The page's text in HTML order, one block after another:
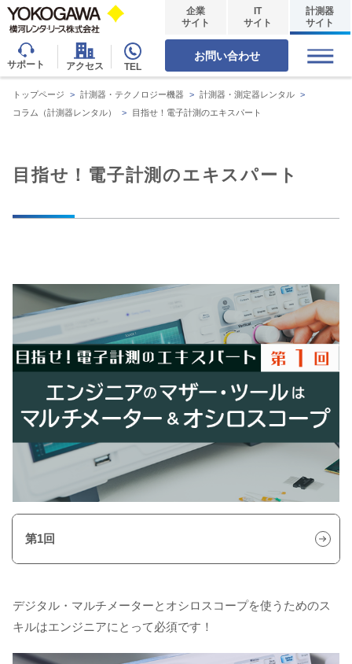
サポート アクセス TEL
企業
サイト
IT
サイト
計測器
サイト
お問い合わせ
トップページ > 計測器・テクノロジー機器 > 計測器・測定器レンタル >
コラム（計測器レンタル）
> 目指せ！電子計測のエキスパート
目指せ！電子計測のエキスパート
第1回
デジタル・マルチメーターとオシロスコープを使うためのス
キルはエンジニアにとって必須です！